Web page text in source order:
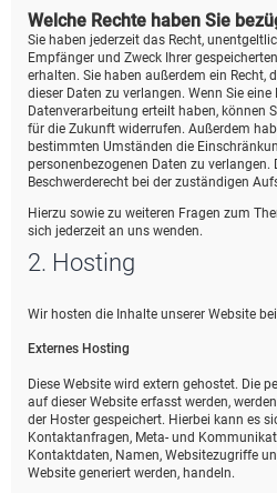
Welche Rechte haben Sie
Sie haben jederzeit das Recht,
Empfänger und Zweck Ihrer
erhalten. Sie haben außerdem ein Recht,
dieser Daten zu verlangen. Wenn Sie
Datenverarbeitung erteilt haben, können
für die Zukunft widerrufen. Außerdem
bestimmten Umständen die
personenbezogenen Daten zu verlangen.
Beschwerderecht bei der zuständigen
Hierzu sowie zu weiteren Fragen zum
sich jederzeit an uns wenden.
2. Hosting
Wir hosten die Inhalte unserer Website
Externes Hosting
Diese Website wird extern gehostet. Die
auf dieser Website erfasst werden,
der Hoster gespeichert. Hierbei kann es
Kontaktanfragen, Meta- und
Kontaktdaten, Namen, Websitezugriffe
Website generiert werden, handeln.